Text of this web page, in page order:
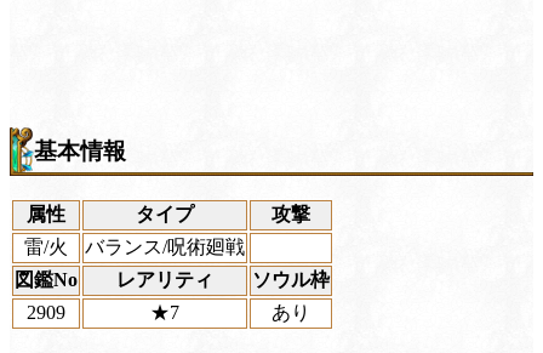
基本情報
属性 タイプ
攻撃
雷/火
バランス/呪術廻戦
図鑑No
レアリティ
ソウル枠
2909
★7 あり